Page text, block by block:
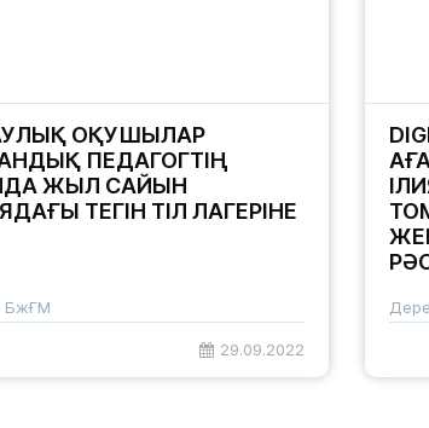
ОҚУШЫЛАР
ПЕДАГОГТІҢ
ЖЫЛ САЙЫН
ТЕГІН ТІЛ ЛАГЕРІНЕ
БжҒМ
29.09.2022